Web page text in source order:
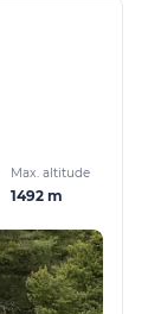
Max. altitude
1492 m